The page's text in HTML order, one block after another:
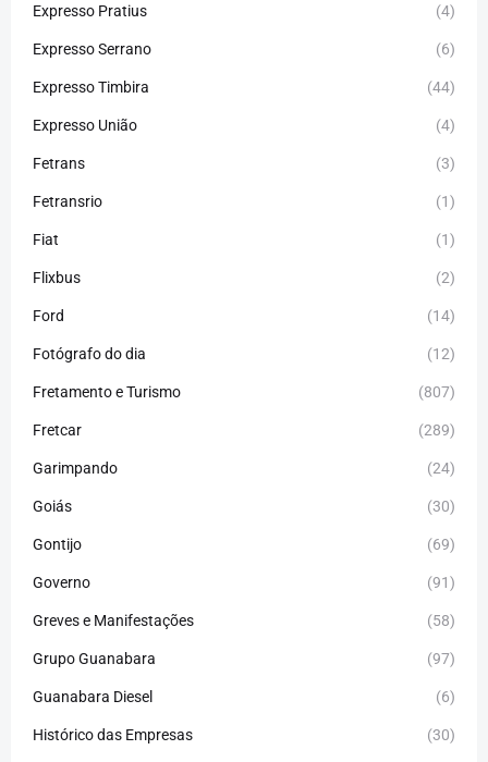
Expresso Pratius (4)
Expresso Serrano (6)
Expresso Timbira (44)
Expresso União (4)
Fetrans (3)
Fetransrio (1)
Fiat (1)
Flixbus (2)
Ford (14)
Fotógrafo do dia (12)
Fretamento e Turismo (807)
Fretcar (289)
Garimpando (24)
Goiás (30)
Gontijo (69)
Governo (91)
Greves e Manifestações (58)
Grupo Guanabara (97)
Guanabara Diesel (6)
Histórico das Empresas (30)